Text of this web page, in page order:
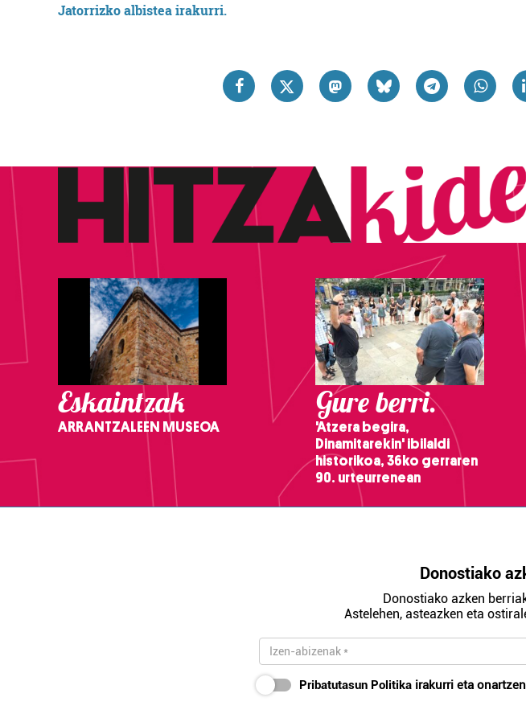
Jatorrizko albistea irakurri.
Eskaintzak
ARRANTZALEEN MUSEOA
Gure berri.
'Atzera begira,
Dinamitarekin' ibilaldi
historikoa, 36ko gerraren
90. urteurrenean
Donostiako
Donostiako azken
Astelehen, asteazken eta
Pribatutasun Politika irakurri eta